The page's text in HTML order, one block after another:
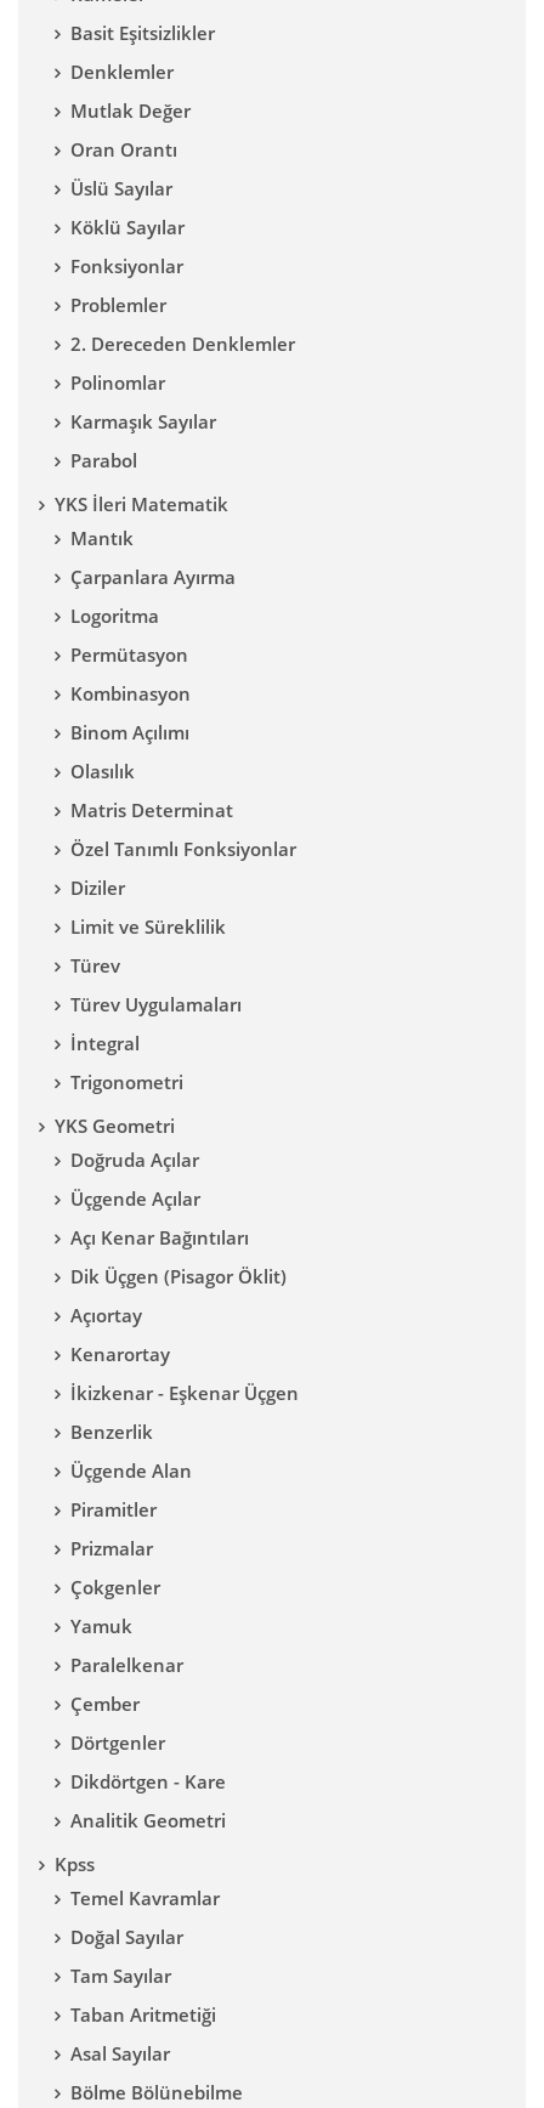
Basit Eşitsizlikler
Denklemler
Mutlak Değer
Oran Orantı
Üslü Sayılar
Köklü Sayılar
Fonksiyonlar
Problemler
2. Dereceden Denklemler
Polinomlar
Karmaşık Sayılar
Parabol
YKS İleri Matematik
Mantık
Çarpanlara Ayırma
Logoritma
Permütasyon
Kombinasyon
Binom Açılımı
Olasılık
Matris Determinat
Özel Tanımlı Fonksiyonlar
Diziler
Limit ve Süreklilik
Türev
Türev Uygulamaları
İntegral
Trigonometri
YKS Geometri
Doğruda Açılar
Üçgende Açılar
Açı Kenar Bağıntıları
Dik Üçgen (Pisagor Öklit)
Açıortay
Kenarortay
İkizkenar - Eşkenar Üçgen
Benzerlik
Üçgende Alan
Piramitler
Prizmalar
Çokgenler
Yamuk
Paralelkenar
Çember
Dörtgenler
Dikdörtgen - Kare
Analitik Geometri
Kpss
Temel Kavramlar
Doğal Sayılar
Tam Sayılar
Taban Aritmetiği
Asal Sayılar
Bölme Bölünebilme